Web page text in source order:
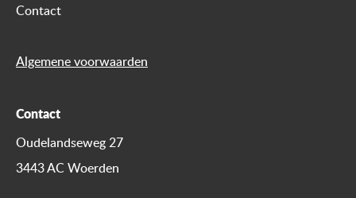
Contact
Algemene voorwaarden
Contact
Oudelandseweg 27
3443 AC Woerden